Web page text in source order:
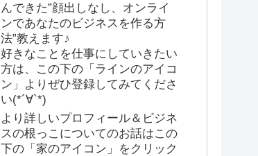
んできた”顔出しなし、オンライ
ンであなたのビジネスを作る方
法”教えます♪
好きなことを仕事にしていきたい
方は、この下の「ラインのアイコ
ン」よりぜひ登録してみてくださ
い(*´∀`*)
より詳しいプロフィール＆ビジネ
スの根っこについてのお話はこの
下の「家のアイコン」をクリック